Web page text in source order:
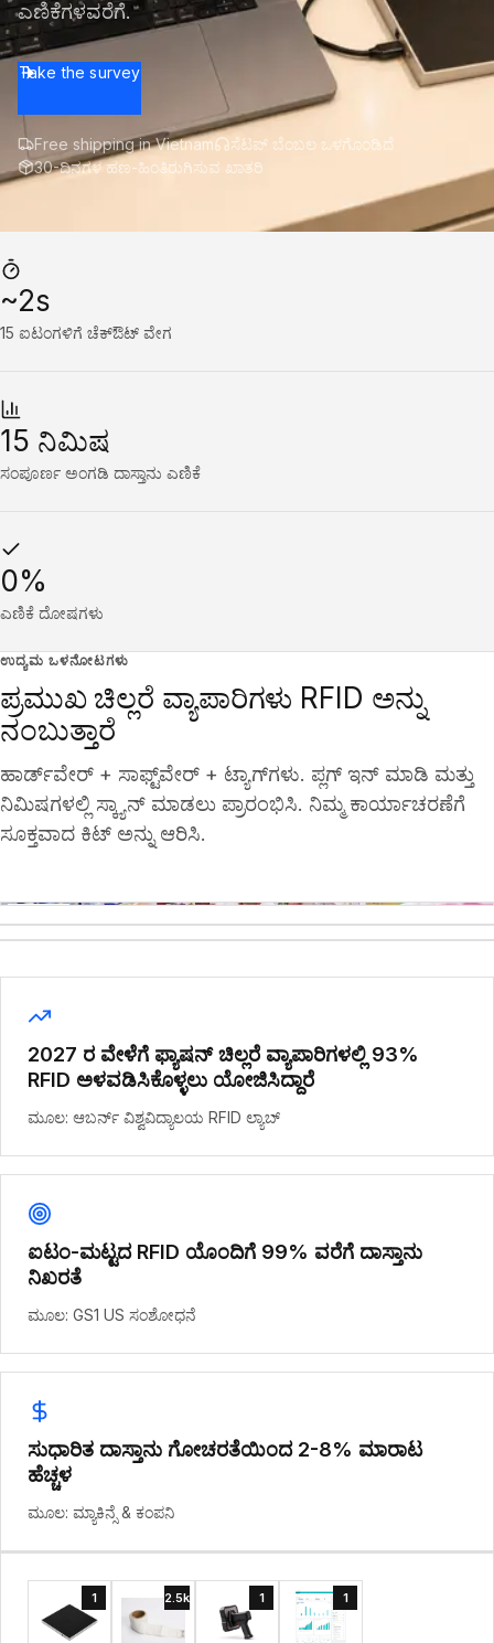
ಎಣಿಕೆಗಳವರೆಗೆ.
Take the survey
Free shipping in Vietnam
ಸೆಟಪ್ ಬೆಂಬಲ ಒಳಗೊಂಡಿದೆ
30-ದಿನಗಳ ಹಣ-ಹಿಂತಿರುಗಿಸುವ ಖಾತರಿ
~2s
15 ಐಟಂಗಳಿಗೆ ಚೆಕ್‌ಔಟ್ ವೇಗ
15 ನಿಮಿಷ
ಸಂಪೂರ್ಣ ಅಂಗಡಿ ದಾಸ್ತಾನು ಎಣಿಕೆ
0%
ಎಣಿಕೆ ದೋಷಗಳು
ಉದ್ಯಮ ಒಳನೋಟಗಳು
ಪ್ರಮುಖ ಚಿಲ್ಲರೆ ವ್ಯಾಪಾರಿಗಳು RFID ಅನ್ನು
ನಂಬುತ್ತಾರೆ
ಹಾರ್ಡ್‌ವೇರ್ + ಸಾಫ್ಟ್‌ವೇರ್ + ಟ್ಯಾಗ್‌ಗಳು. ಪ್ಲಗ್ ಇನ್ ಮಾಡಿ ಮತ್ತು
ನಿಮಿಷಗಳಲ್ಲಿ ಸ್ಕ್ಯಾನ್ ಮಾಡಲು ಪ್ರಾರಂಭಿಸಿ. ನಿಮ್ಮ ಕಾರ್ಯಾಚರಣೆಗೆ
ಸೂಕ್ತವಾದ ಕಿಟ್ ಅನ್ನು ಆರಿಸಿ.
2027 ರ ವೇಳೆಗೆ ಫ್ಯಾಷನ್ ಚಿಲ್ಲರೆ ವ್ಯಾಪಾರಿಗಳಲ್ಲಿ 93%
RFID ಅಳವಡಿಸಿಕೊಳ್ಳಲು ಯೋಜಿಸಿದ್ದಾರೆ
ಮೂಲ: ಆಬರ್ನ್ ವಿಶ್ವವಿದ್ಯಾಲಯ RFID ಲ್ಯಾಬ್
ಐಟಂ-ಮಟ್ಟದ RFID ಯೊಂದಿಗೆ 99% ವರೆಗೆ ದಾಸ್ತಾನು
ನಿಖರತೆ
ಮೂಲ: GS1 US ಸಂಶೋಧನೆ
ಸುಧಾರಿತ ದಾಸ್ತಾನು ಗೋಚರತೆಯಿಂದ 2-8% ಮಾರಾಟ
ಹೆಚ್ಚಳ
ಮೂಲ: ಮ್ಯಾಕಿನ್ಸೆ & ಕಂಪನಿ
1 2.5k 1 1